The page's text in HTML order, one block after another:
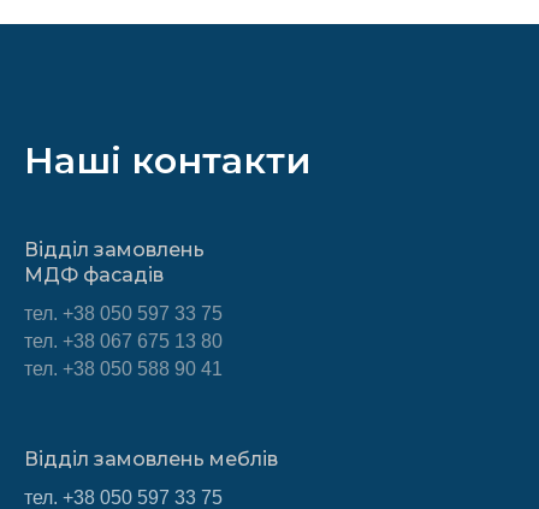
Наші контакти
Відділ замовлень
МДФ фасадів
тел. +38 050 597 33 75
тел. +38 067 675 13 80
тел. +38 050 588 90 41
Відділ замовлень меблів
тел. +38 050 597 33 75